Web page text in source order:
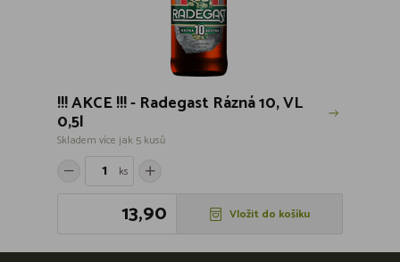
!!! AKCE !!! - Radegast Rázná 10, VL
0,5l
Skladem více jak 5 kusů
ks
13,90 Vložit do košíku